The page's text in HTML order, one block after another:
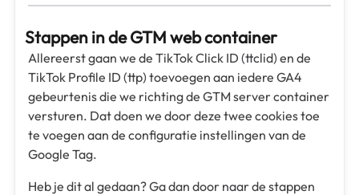
Stappen in de GTM web container
Allereerst gaan we de TikTok Click ID (ttclid) en de
TikTok Profile ID (ttp) toevoegen aan iedere GA4
gebeurtenis die we richting de GTM server container
versturen. Dat doen we door deze twee cookies toe
te voegen aan de configuratie instellingen van de
Google Tag.
Heb je dit al gedaan? Ga dan door naar de stappen